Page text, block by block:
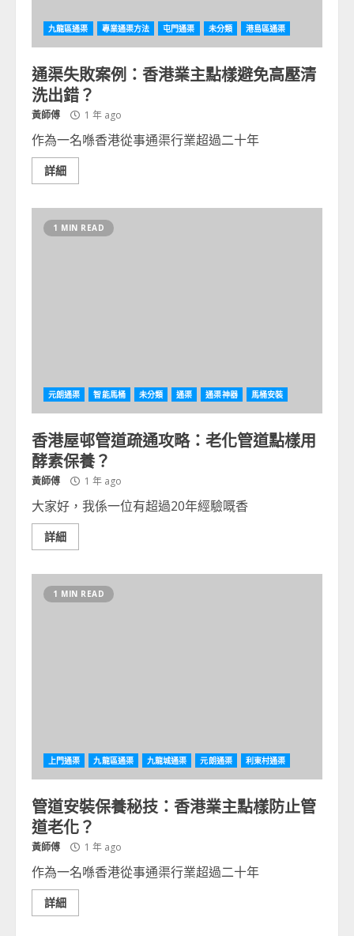
九龍區通渠 專業通渠方法 屯門通渠 未分類 港島區通渠
通渠失敗案例：香港業主點樣避免高壓清
洗出錯？
黃師傅 1 年 ago
作為一名喺香港從事通渠行業超過二十年
詳細
1 MIN READ
元朗通渠 智能馬桶 未分類 通渠 通渠神器 馬桶安裝
香港屋邨管道疏通攻略：老化管道點樣用
酵素保養？
黃師傅 1 年 ago
大家好，我係一位有超過20年經驗嘅香
詳細
1 MIN READ
上門通渠 九龍區通渠 九龍城通渠 元朗通渠 利東村通渠
管道安裝保養秘技：香港業主點樣防止管
道老化？
黃師傅 1 年 ago
作為一名喺香港從事通渠行業超過二十年
詳細